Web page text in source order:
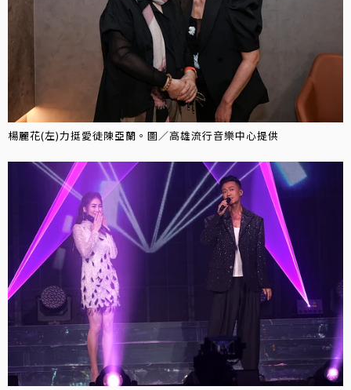
楊麗花(左)力挺愛徒陳亞蘭。圖／高雄流行音樂中心提供